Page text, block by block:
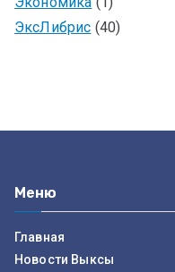
ЭксЛибрис (40)
Меню
Главная
Новости Выксы